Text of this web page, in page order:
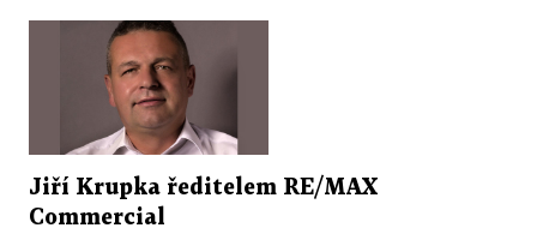
Jiří Krupka ředitelem RE/MAX
Commercial